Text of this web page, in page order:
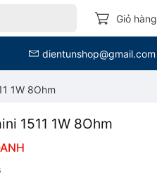
Giỏ hàng
dientunshop@gmail.com
1W 8Ohm
1511 1W 8Ohm